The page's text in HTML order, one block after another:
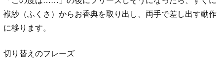
袱紗（ふくさ）からお香典を取り出し、両手で差し出す動作
に移ります。
切り替えのフレーズ